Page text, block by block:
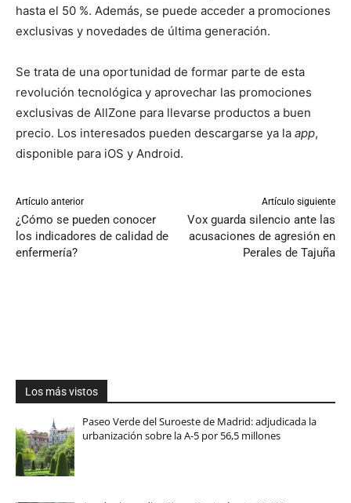
hasta el 50 %. Además, se puede acceder a promociones
exclusivas y novedades de última generación.
Se trata de una oportunidad de formar parte de esta
revolución tecnológica y aprovechar las promociones
exclusivas de AllZone para llevarse productos a buen
precio. Los interesados pueden descargarse ya la app,
disponible para iOS y Android.
Artículo anterior
¿Cómo se pueden conocer
los indicadores de calidad de
enfermería?
Artículo siguiente
Vox guarda silencio ante las
acusaciones de agresión en
Perales de Tajuña
Los más vistos
Paseo Verde del Suroeste de Madrid: adjudicada la
urbanización sobre la A-5 por 56,5 millones